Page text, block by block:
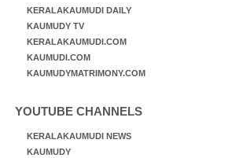
KERALAKAUMUDI DAILY
KAUMUDY TV
KERALAKAUMUDI.COM
KAUMUDI.COM
KAUMUDYMATRIMONY.COM
YOUTUBE CHANNELS
KERALAKAUMUDI NEWS
KAUMUDY